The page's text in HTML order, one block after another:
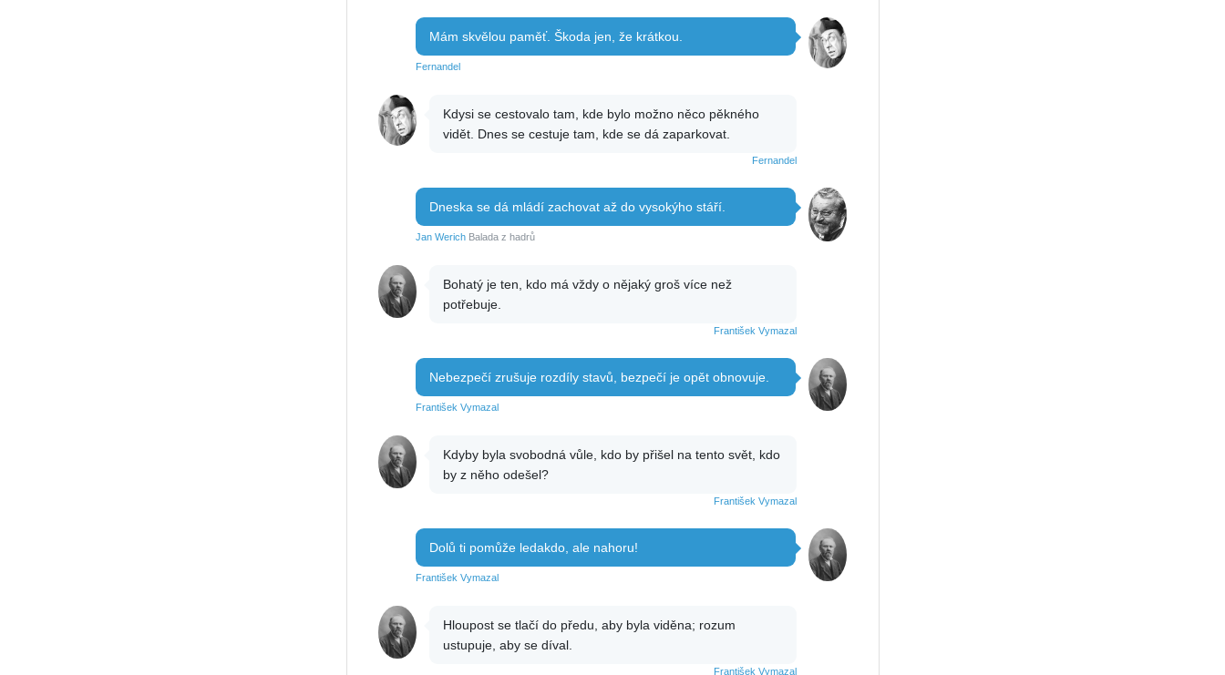
Mám skvělou paměť. Škoda jen, že krátkou.
Fernandel
Kdysi se cestovalo tam, kde bylo možno něco pěkného
vidět. Dnes se cestuje tam, kde se dá zaparkovat.
Fernandel
Dneska se dá mládí zachovat až do vysokýho stáří.
Jan WerichBalada z hadrů
Bohatý je ten, kdo má vždy o nějaký groš více než
potřebuje.
František Vymazal
Nebezpečí zrušuje rozdíly stavů, bezpečí je opět obnovuje.
František Vymazal
Kdyby byla svobodná vůle, kdo by přišel na tento svět, kdo
by z něho odešel?
František Vymazal
Dolů ti pomůže ledakdo, ale nahoru!
František Vymazal
Hloupost se tlačí do předu, aby byla viděna; rozum
ustupuje, aby se díval.
František Vymazal